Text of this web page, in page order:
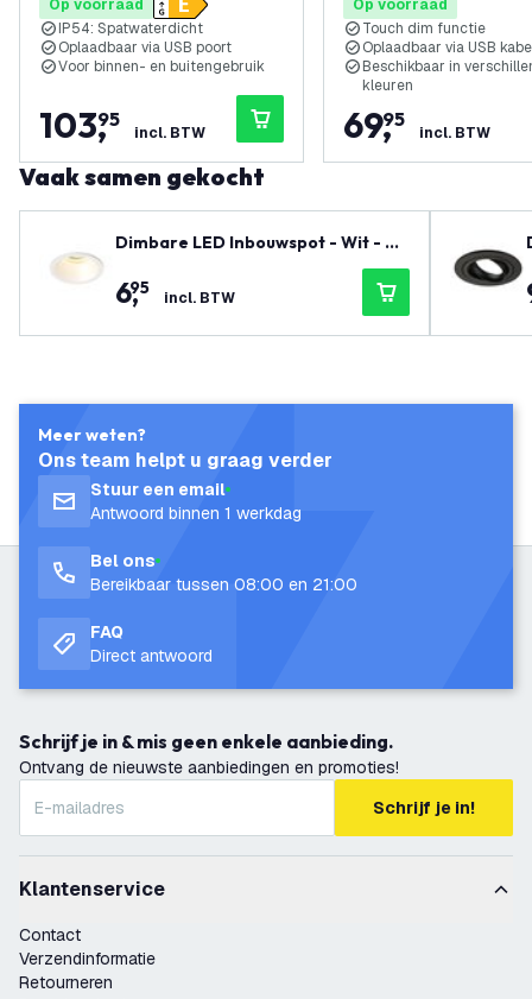
Op voorraad
IP54: Spatwaterdicht
Oplaadbaar via USB poort
Voor binnen- en buitengebruik
103,
95
incl. BTW
Op voorraad
Touch dim functie
Oplaadbaar via USB
Beschikbaar in
kleuren
69,
95
incl. BTW
Vaak samen gekocht
Dimbare LED Inbouwspot - Wit - Ro
nd - 3W - 2700K - 345 Lumen - ø81
mm
6,
95 incl. BTW
Meer weten?
Ons team helpt u graag verder
Stuur een email
Antwoord binnen 1 werkdag
Bel ons
Bereikbaar tussen 08:00 en 21:00
FAQ
Direct antwoord
Schrijf je in & mis geen enkele aanbieding.
Ontvang de nieuwste aanbiedingen en promoties!
Schrijf je in!
Klantenservice
Contact
Verzendinformatie
Retourneren